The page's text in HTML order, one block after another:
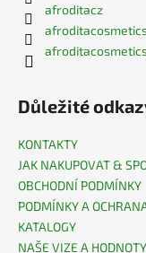
afroditacz
Důležité
KONTAKTY
JAK NAKUPOVAT &
OBCHODNÍ PODMÍNKY
PODMÍNKY A
KATALOGY
NAŠE VIZE A HODNOTY